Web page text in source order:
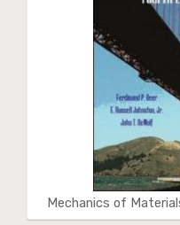
Mechanics of